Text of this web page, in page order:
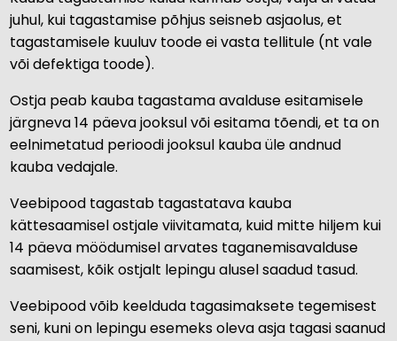
juhul, kui tagastamise põhjus seisneb asjaolus, et
tagastamisele kuuluv toode ei vasta tellitule (nt vale
või defektiga toode).
Ostja peab kauba tagastama avalduse esitamisele
järgneva 14 päeva jooksul või esitama tõendi, et ta on
eelnimetatud perioodi jooksul kauba üle andnud
kauba vedajale.
Veebipood tagastab tagastatava kauba
kättesaamisel ostjale viivitamata, kuid mitte hiljem kui
14 päeva möödumisel arvates taganemisavalduse
saamisest, kõik ostjalt lepingu alusel saadud tasud.
Veebipood võib keelduda tagasimaksete tegemisest
seni, kuni on lepingu esemeks oleva asja tagasi saanud